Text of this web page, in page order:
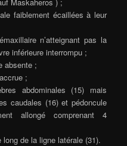
faiblement écaillées à leur
n’atteignant pas la
inférieure interrompu ;
absente ;
;
abdominales (15) mais
caudales (16) et pédoncule
allongé comprenant 4
long de la ligne latérale (31).